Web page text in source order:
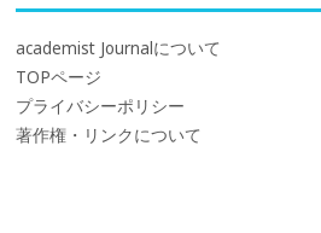
academist Journalについて
TOPページ
プライバシーポリシー
著作権・リンクについて